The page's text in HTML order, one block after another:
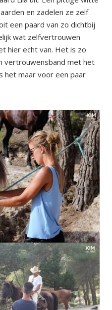
en zadelen ze zelf
een paard van zo dichtbij
wat zelfvertrouwen
hier echt van. Het is zo
vertrouwensband met het
het maar voor een paar